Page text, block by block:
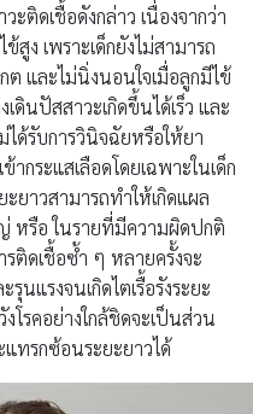
ะติดเชื้อดังกล่าว เนื่องจากว่า
สูง เพราะเด็กยังไม่สามารถ
ต และไม่นิ่งนอนใจเมื่อลูกมีไข้
ดินปัสสาวะเกิดขึ้นได้เร็ว และ
ได้รับการวินิจฉัยหรือให้ยา
กระแสเลือดโดยเฉพาะในเด็ก
ะยาวสามารถทำให้เกิดแผล
หรือ ในรายที่มีความผิดปกติ
ติดเชื้อซ้ำ ๆ หลายครั้งจะ
นแรงจนเกิดไตเรื้อรังระยะ
โรคอย่างใกล้ชิดจะเป็นส่วน
ทรกซ้อนระยะยาวได้